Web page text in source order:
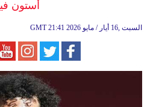
أستون
GMT 21:41 2026 السبت ,16 أيار / مايو